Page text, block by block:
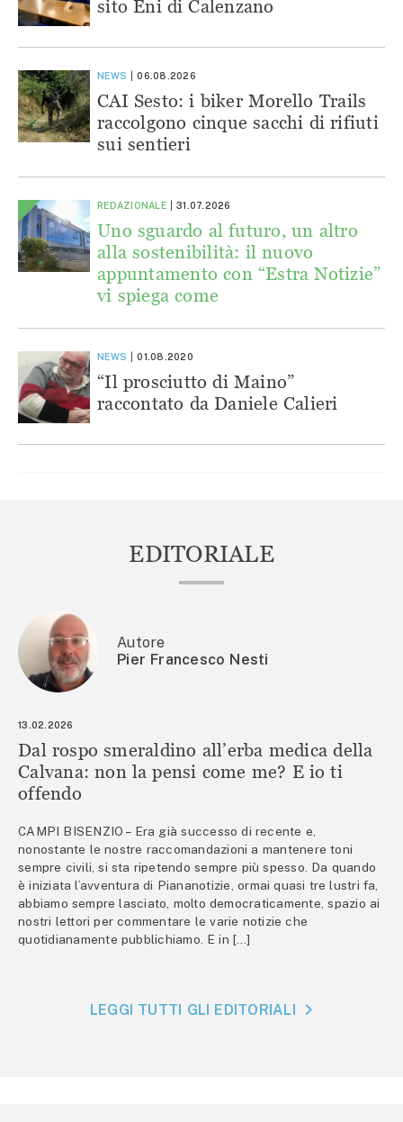
sito Eni di Calenzano
NEWS 06.08.2026
CAI Sesto: i biker Morello Trails
raccolgono cinque sacchi di rifiuti
sui sentieri
REDAZIONALE 31.07.2026
Uno sguardo al futuro, un altro
alla sostenibilità: il nuovo
appuntamento con “Estra Notizie”
vi spiega come
NEWS 01.08.2020
“Il prosciutto di Maino”
raccontato da Daniele Calieri
EDITORIALE
Autore
Pier Francesco Nesti
13.02.2026
Dal rospo smeraldino all’erba medica della
Calvana: non la pensi come me? E io ti
offendo
CAMPI BISENZIO – Era già successo di recente e,
nonostante le nostre raccomandazioni a mantenere toni
sempre civili, si sta ripetendo sempre più spesso. Da quando
è iniziata l’avventura di Piananotizie, ormai quasi tre lustri fa,
abbiamo sempre lasciato, molto democraticamente, spazio ai
nostri lettori per commentare le varie notizie che
quotidianamente pubblichiamo. E in […]
LEGGI TUTTI GLI EDITORIALI